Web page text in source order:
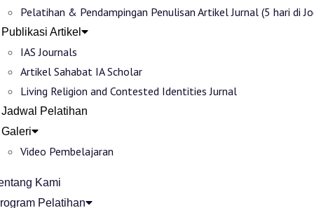
Pelatihan & Pendampingan Penulisan Artikel Jurnal (5 hari di
Publikasi Artikel
IAS Journals
Artikel Sahabat IA Scholar
Living Religion and Contested Identities Jurnal
Jadwal Pelatihan
Galeri
Video Pembelajaran
Kami
Pelatihan